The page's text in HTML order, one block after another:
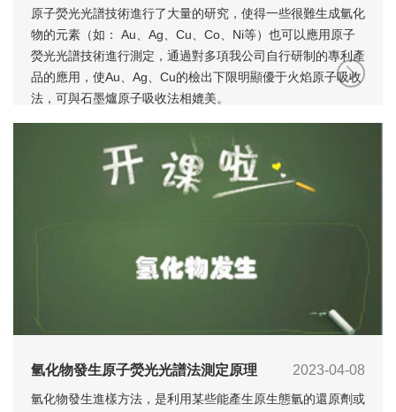
原子熒光光譜技術進行了大量的研究，使得一些很難生成氫化
物的元素（如： Au、Ag、Cu、Co、Ni等）也可以應用原子
熒光光譜技術進行測定，通過對多項我公司自行研制的專利產
品的應用，使Au、Ag、Cu的檢出下限明顯優于火焰原子吸收
法，可與石墨爐原子吸收法相媲美。
2023-04-08
氫化物發生原子熒光光譜法測定原理
氫化物發生進樣方法，是利用某些能產生原生態氫的還原劑或